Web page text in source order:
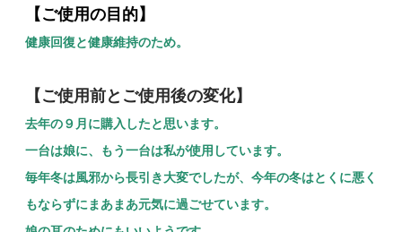
【ご使用の目的】
健康回復と健康維持のため。
【ご使用前とご使用後の変化】
去年の９月に購入したと思います。
一台は娘に、もう一台は私が使用しています。
毎年冬は風邪から長引き大変でしたが、今年の冬はとくに悪く
もならずにまあまあ元気に過ごせています。